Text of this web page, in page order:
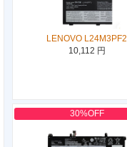
LENOVO L24M3PF2
10,112 円
30%OFF